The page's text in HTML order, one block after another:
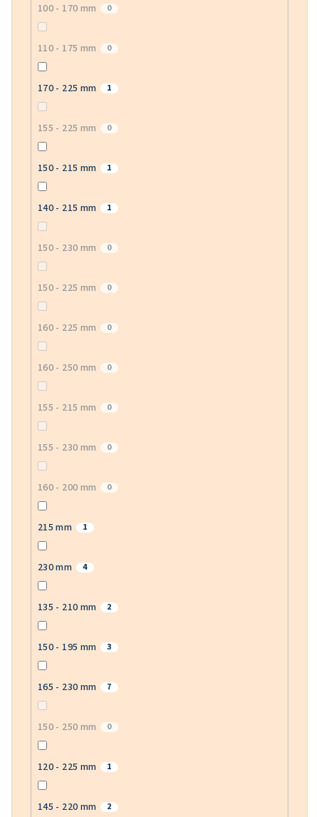
100 - 170 mm 0
110 - 175 mm 0
170 - 225 mm 1
155 - 225 mm 0
150 - 215 mm 1
140 - 215 mm 1
150 - 230 mm 0
150 - 225 mm 0
160 - 225 mm 0
160 - 250 mm 0
155 - 215 mm 0
155 - 230 mm 0
160 - 200 mm 0
215 mm 1
230 mm 4
135 - 210 mm 2
150 - 195 mm 3
165 - 230 mm 7
150 - 250 mm 0
120 - 225 mm 1
145 - 220 mm 2